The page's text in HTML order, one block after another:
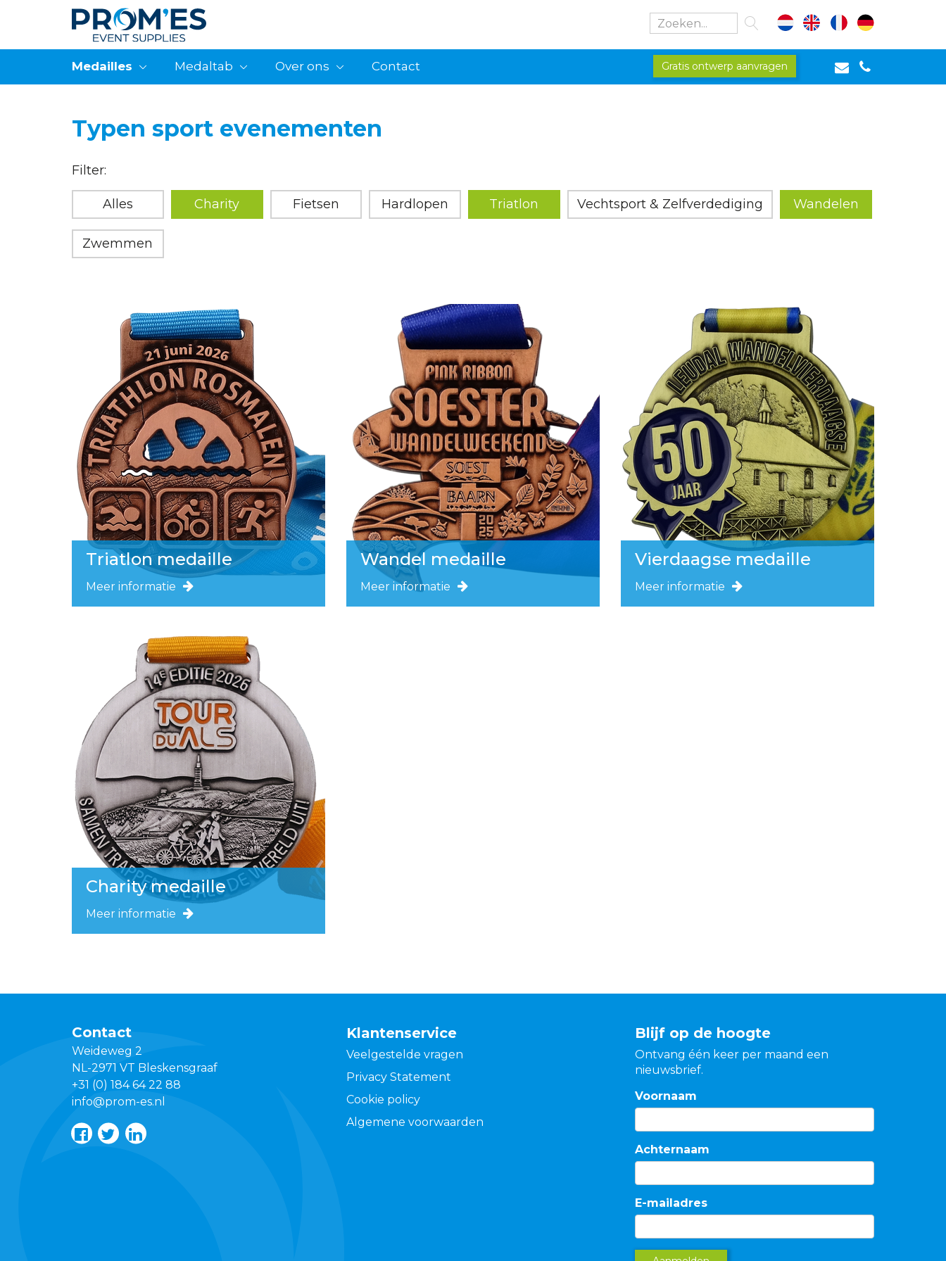
Medailles Medaltab Over ons Contact Gratis ontwerp aanvragen
Typen sport evenementen
Filter:
Alles Charity Fietsen Hardlopen Triatlon Vechtsport & Zelfverdediging Wandelen
Zwemmen
Triatlon medaille
Meer informatie
Wandel medaille
Meer informatie
Vierdaagse medaille
Meer informatie
Charity medaille
Meer informatie
Contact
Weideweg 2
NL-2971 VT Bleskensgraaf
+31 (0) 184 64 22 88
info@prom-es.nl
Klantenservice
Veelgestelde vragen
Privacy Statement
Cookie policy
Algemene voorwaarden
Blijf op de hoogte
Ontvang één keer per maand een
nieuwsbrief.
Voornaam
Achternaam
E-mailadres